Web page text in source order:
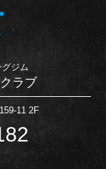
ジム
ラブ
11 2F